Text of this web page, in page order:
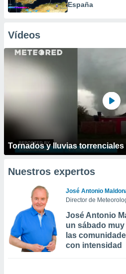
España
Vídeos
Tornados y lluvias torrenciales
Nuestros expertos
José Antonio
Director de
José Antonio
un sábado
las
con intensidad